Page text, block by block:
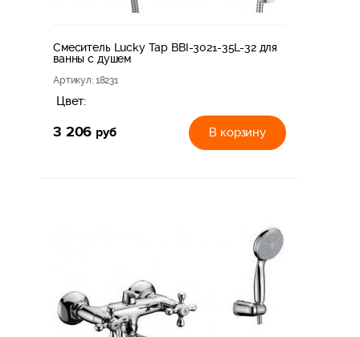
Смеситель Lucky Tap BBI-3021-35L-32 для
ванны с душем
Артикул: 18231
Цвет:
3 206 руб В корзину